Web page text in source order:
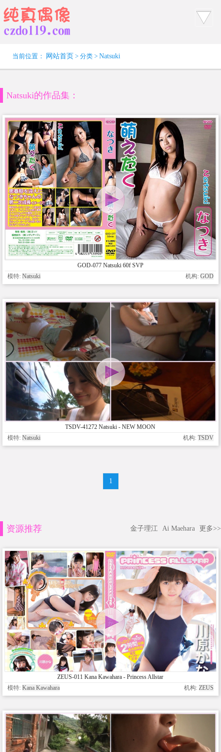
当前位置： 网站首页 > 分类 > Natsuki
Natsuki的作品集：
GOD-077 Natsuki 60f SVP
模特: Natsuki 机构: GOD
TSDV-41272 Natsuki - NEW MOON
模特: Natsuki 机构: TSDV
1
资源推荐 金子理江 Ai Maehara 更多>>
ZEUS-011 Kana Kawahara - Princess Allstar
模特: Kana Kawahara 机构: ZEUS